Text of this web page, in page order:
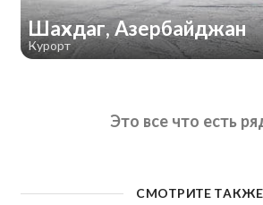
Шахдаг, Азербайджан
Курорт
Это все что есть
СМОТРИТЕ ТАКЖЕ